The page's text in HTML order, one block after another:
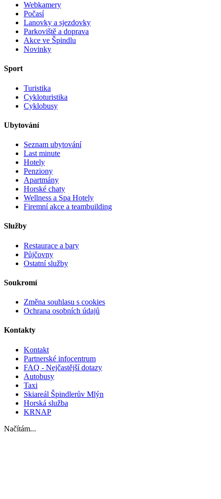
Webkamery
Počasí
Lanovky a sjezdovky
Parkoviště a doprava
Akce ve Špindlu
Novinky
Sport
Turistika
Cykloturistika
Cyklobusy
Ubytování
Seznam ubytování
Last minute
Hotely
Penziony
Apartmány
Horské chaty
Wellness a Spa Hotely
Firemní akce a teambuilding
Služby
Restaurace a bary
Půjčovny
Ostatní služby
Soukromí
Změna souhlasu s cookies
Ochrana osobních údajů
Kontakty
Kontakt
Partnerské infocentrum
FAQ - Nejčastější dotazy
Autobusy
Taxi
Skiareál Špindlerův Mlýn
Horská služba
KRNAP
Načítám...